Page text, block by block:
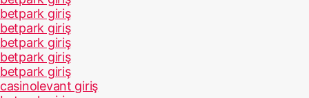
betpark giriş
betpark giriş
betpark giriş
betpark giriş
betpark giriş
casinolevant giriş